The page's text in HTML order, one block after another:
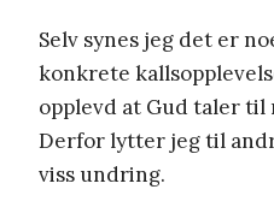
Selv synes jeg det er
konkrete
opplevd at Gud taler til
Derfor lytter jeg til
viss undring.